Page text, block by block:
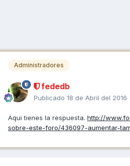
Administradores
fededb
Publicado 18 de Abril del 2016
Aqui tienes la respuesta. http://
sobre-este-foro/436097-aumentar-